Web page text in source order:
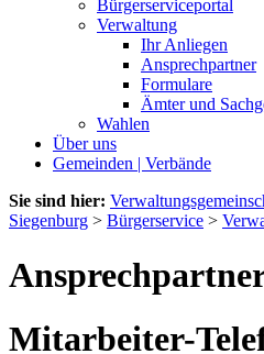
Bürgerserviceportal
Verwaltung
Ihr Anliegen
Ansprechpartner
Formulare
Ämter und
Wahlen
Über uns
Gemeinden | Verbände
Sie sind hier:
Siegenburg > Bürgerservice >
Mitarbeiter-